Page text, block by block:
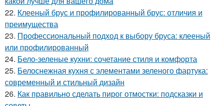
22. Клееный брус и профилированный брус: отличия и
преимущества
23. Профессиональный подход к выбору бруса: клееный
или профилированный
24. Бело-зеленые кухни: сочетание стиля и комфорта
25. Белоснежная кухня с элементами зеленого фартука:
современный и стильный дизайн
26. Как правильно сделать пирог отмостки: подсказки и